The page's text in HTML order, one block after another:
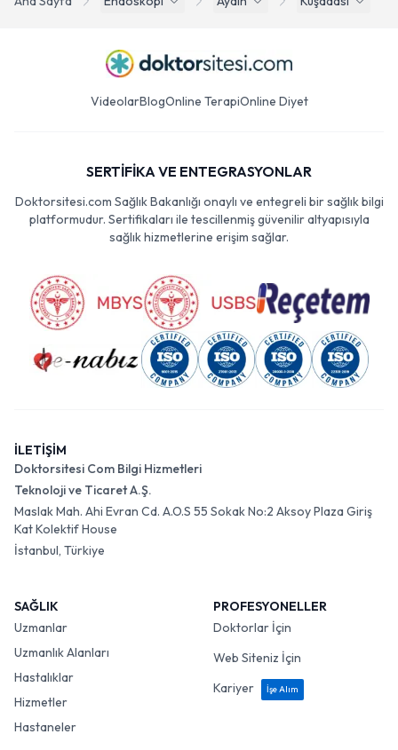
VideolarBlogOnline TerapiOnline Diyet
SERTİFİKA VE ENTEGRASYONLAR
Doktorsitesi.com Sağlık Bakanlığı onaylı ve entegreli bir sağlık bilgi
platformudur. Sertifikaları ile tescillenmiş güvenilir altyapısıyla
sağlık hizmetlerine erişim sağlar.
İLETİŞİM
Doktorsitesi Com Bilgi Hizmetleri
Teknoloji ve Ticaret A.Ş.
Maslak Mah. Ahi Evran Cd. A.O.S 55 Sokak No:2 Aksoy Plaza Giriş
Kat Kolektif House
İstanbul, Türkiye
SAĞLIK
Uzmanlar
Uzmanlık Alanları
Hastalıklar
Hizmetler
Hastaneler
PROFESYONELLER
Doktorlar İçin
Web Siteniz İçin
Kariyer
İşe Alım